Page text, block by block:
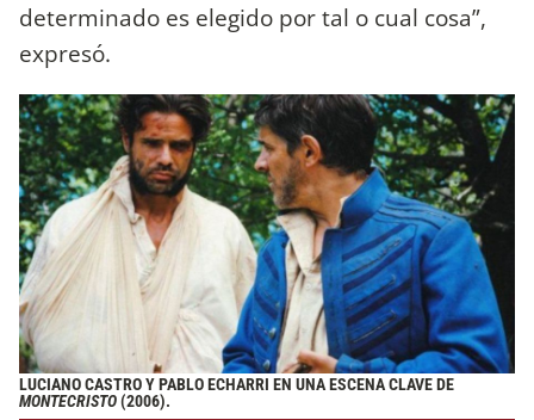
determinado es elegido por tal o cual cosa”,
expresó.
LUCIANO CASTRO Y PABLO ECHARRI EN UNA ESCENA CLAVE DE
MONTECRISTO(2006).